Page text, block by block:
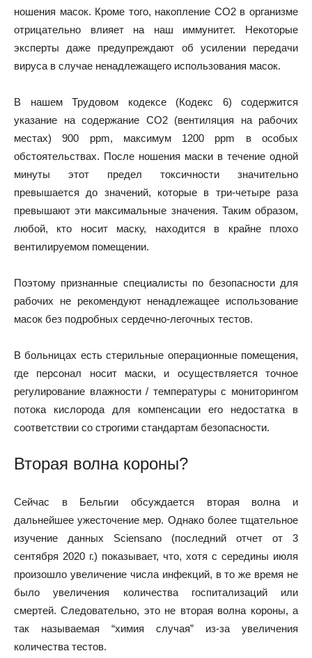
ношения масок. Кроме того, накопление СО2 в организме
отрицательно влияет на наш иммунитет. Некоторые
эксперты даже предупреждают об усилении передачи
вируса в случае ненадлежащего использования масок.
В нашем Трудовом кодексе (Кодекс 6) содержится
указание на содержание CO2 (вентиляция на рабочих
местах) 900 ppm, максимум 1200 ppm в особых
обстоятельствах. После ношения маски в течение одной
минуты этот предел токсичности значительно
превышается до значений, которые в три-четыре раза
превышают эти максимальные значения. Таким образом,
любой, кто носит маску, находится в крайне плохо
вентилируемом помещении.
Поэтому признанные специалисты по безопасности для
рабочих не рекомендуют ненадлежащее использование
масок без подробных сердечно-легочных тестов.
В больницах есть стерильные операционные помещения,
где персонал носит маски, и осуществляется точное
регулирование влажности / температуры с мониторингом
потока кислорода для компенсации его недостатка в
соответствии со строгими стандартам безопасности.
Вторая волна короны?
Сейчас в Бельгии обсуждается вторая волна и
дальнейшее ужесточение мер. Однако более тщательное
изучение данных Sciensano (последний отчет от 3
сентября 2020 г.) показывает, что, хотя с середины июля
произошло увеличение числа инфекций, в то же время не
было увеличения количества госпитализаций или
смертей. Следовательно, это не вторая волна короны, а
так называемая “химия случая” из-за увеличения
количества тестов.